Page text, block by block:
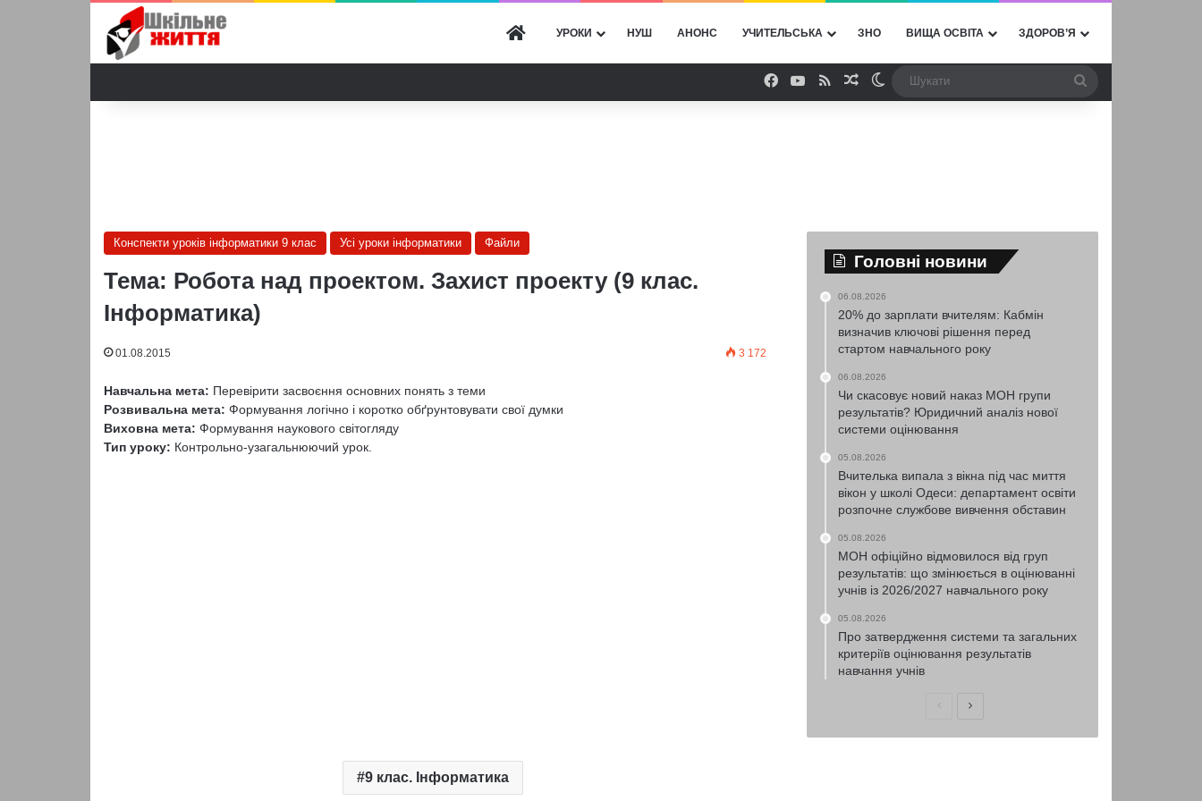
ГОЛОВНА
УРОКИ НУШ АНОНС УЧИТЕЛЬСЬКА ЗНО ВИЩА ОСВІТА ЗДОРОВ’Я
Facebook
YouTube
RSSВипадкова стаття
Switch skin
Конспекти уроків інформатики 9 клас Усі уроки інформатики Файли
Тема: Робота над проектом. Захист проекту (9 клас.
Інформатика)
01.08.2015 3 172
Навчальна мета: Перевірити засвоєння основних понять з теми
Розвивальна мета: Формування логічно і коротко обґрунтовувати свої думки
Виховна мета: Формування наукового світогляду
Тип уроку: Контрольно-узагальнюючий урок.
9 клас. Інформатика
Головні новини
06.08.2026
20% до зарплати вчителям: Кабмін
визначив ключові рішення перед
стартом навчального року
06.08.2026
Чи скасовує новий наказ МОН групи
результатів? Юридичний аналіз нової
системи оцінювання
05.08.2026
Вчителька випала з вікна під час миття
вікон у школі Одеси: департамент освіти
розпочне службове вивчення обставин
05.08.2026
МОН офіційно відмовилося від груп
результатів: що змінюється в оцінюванні
учнів із 2026/2027 навчального року
05.08.2026
Про затвердження системи та загальних
критеріїв оцінювання результатів
навчання учнів
ПопередняНаступна